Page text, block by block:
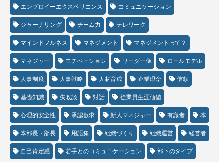
エンプロイーエクスペリエンス コミュニケーション
ジャーナリング チーム力 テレワーク
マインドフルネス マネジメント マネジメントって？
マネジャー モチベーション リーダー像 ロールモデル
人事制度 人事戦略 人材育成 企業理念 信頼
基礎知識 失敗談 対話 従業員生涯価値
心理的安全性 承認欲求 新人マネジャー 有識者 本
本部長・部長 用語集 組織づくり 組織運営 経営者
自己肯定感 若手とのコミュニケーション 部下のタイプ